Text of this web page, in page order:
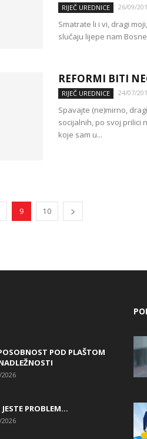
RIJEČ UREDNICE 26/09/
Smatrate li i vi, dragi
slučaju lijepe nam
REFORMI BITI
RIJEČ UREDNICE 24/07/
Spavajte (ne)mirno,
socijalnih, po svoj prilici
koje sam u...
9 10
POD PLAŠTOM
JESTE PROBLEM…